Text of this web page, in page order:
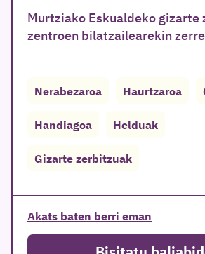
Murtziako Eskualdeko gizarte
zentroen bilatzailearekin
Nerabezaroa Haurtzaroa
Handiagoa Helduak
Gizarte zerbitzuak
Akats baten berri eman